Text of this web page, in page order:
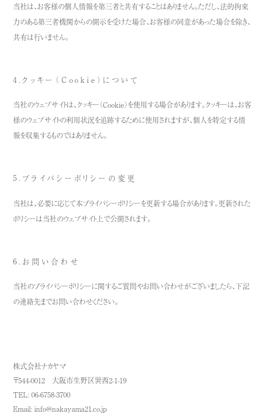
当社は、お客様の個人情報を第三者と共有することはありません。ただし、法的拘束
力のある第三者機関からの開示を受けた場合、お客様の同意があった場合を除き、
共有は行いません。
4.クッキー（Cookie）について
当社のウェブサイトは、クッキー（Cookie）を使用する場合があります。クッキーは、お客
様のウェブサイトの利用状況を追跡するために使用されますが、個人を特定する情
報を収集するものではありません。
5.プライバシーポリシーの変更
当社は、必要に応じて本プライバシーポリシーを更新する場合があります。更新された
ポリシーは当社のウェブサイト上で公開されます。
6.お問い合わせ
当社のプライバシーポリシーに関するご質問やお問い合わせがございましたら、下記
の連絡先までお問い合わせください。
株式会社ナカヤマ
〒544-0012 大阪市生野区巽西2-1-19
TEL: 06-6758-3700
Email: info@nakayama21.co.jp